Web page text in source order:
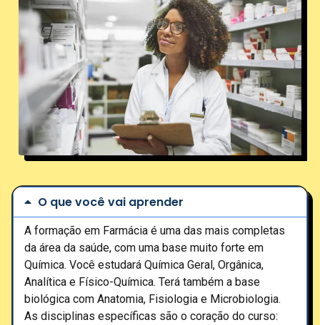
O que você vai aprender
A formação em Farmácia é uma das mais completas
da área da saúde, com uma base muito forte em
Química. Você estudará Química Geral, Orgânica,
Analítica e Físico-Química. Terá também a base
biológica com Anatomia, Fisiologia e Microbiologia.
As disciplinas específicas são o coração do curso: